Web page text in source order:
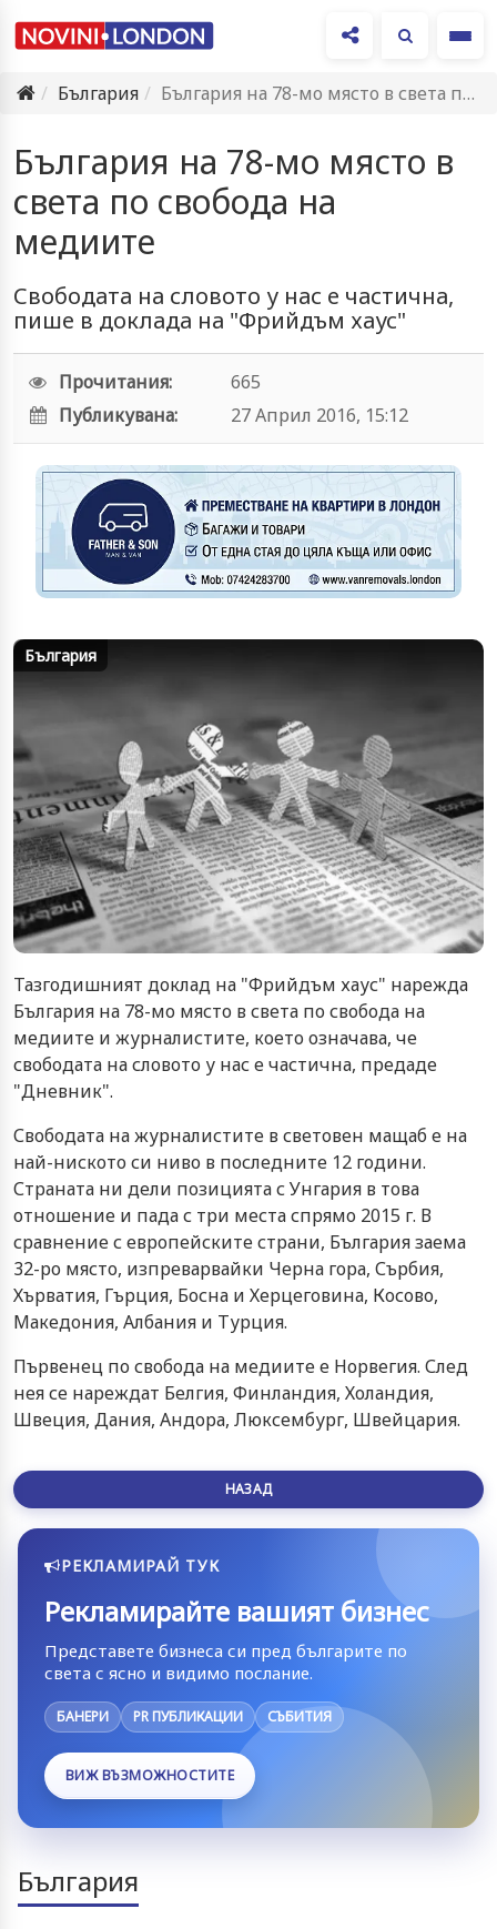
България
България на 78-мо място в света по свобода на медиите
България на 78-мо място в
света по свобода на
медиите
Свободата на словото у нас е частична,
пише в доклада на "Фрийдъм хаус"
Прочитания:
665
Публикувана:
27 Април 2016, 15:12
България
Тазгодишният доклад на "Фрийдъм хаус" нарежда
България на 78-мо място в света по свобода на
медиите и журналистите, което означава, че
свободата на словото у нас е частична, предаде
"Дневник".
Свободата на журналистите в световен мащаб е на
най-ниското си ниво в последните 12 години.
Страната ни дели позицията с Унгария в това
отношение и пада с три места спрямо 2015 г. В
сравнение с европейските страни, България заема
32-ро място, изпреварвайки Черна гора, Сърбия,
Хърватия, Гърция, Босна и Херцеговина, Косово,
Македония, Албания и Турция.
Първенец по свобода на медиите е Норвегия. След
нея се нареждат Белгия, Финландия, Холандия,
Швеция, Дания, Андора, Люксембург, Швейцария.
НАЗАД
РЕКЛАМИРАЙ ТУК
Рекламирайте вашият бизнес
Представете бизнеса си пред българите по
света с ясно и видимо послание.
БАНЕРИ PR ПУБЛИКАЦИИ СЪБИТИЯ
ВИЖ ВЪЗМОЖНОСТИТЕ
България